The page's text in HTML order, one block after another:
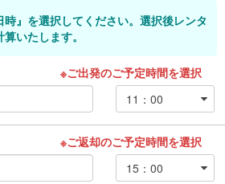
』を選択してください。選択後レンタ
いたします。
※ご出発のご予定時間を選択
※ご返却のご予定時間を選択